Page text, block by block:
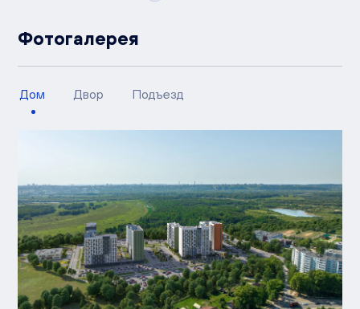
Фотогалерея
Дом Двор Подъезд